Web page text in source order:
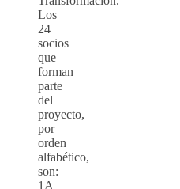
Los
24
socios
que
forman
parte
del
proyecto,
por
orden
alfabético,
son:
1A